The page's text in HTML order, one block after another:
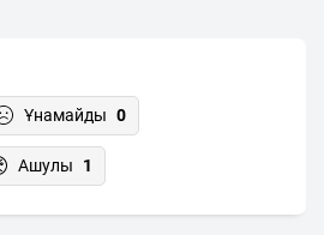
Ұнамайды 0
Ашулы 1